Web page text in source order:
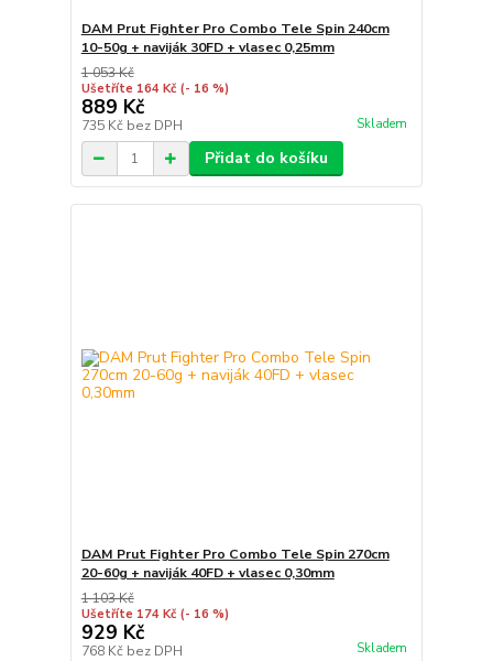
DAM Prut Fighter Pro Combo Tele Spin 240cm
10-50g + naviják 30FD + vlasec 0,25mm
1 053 Kč
Ušetříte 164 Kč (- 16 %)
889 Kč
735 Kč bez DPH Skladem
Přidat do košíku
DAM Prut Fighter Pro Combo Tele Spin 270cm
20-60g + naviják 40FD + vlasec 0,30mm
1 103 Kč
Ušetříte 174 Kč (- 16 %)
929 Kč
768 Kč bez DPH Skladem